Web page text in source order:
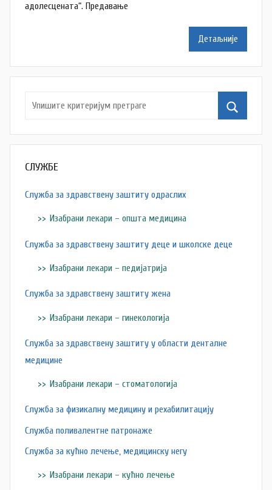
Š
u
o
адолесцената“. Предавање
Детаљније
СЛУЖБЕ
Служба за здравствену заштиту одраслих
Изабрани лекари – општа медицина
Служба за здравствену заштиту деце и школске деце
Изабрани лекари – педијатрија
Служба за здравствену заштиту жена
Изабрани лекари – гинекологија
Служба за здравствену заштиту у области денталне
медицине
Изабрани лекари – стоматологија
Служба за физикалну медицину и рехабилитацију
Служба поливалентне патронаже
Служба за кућно лечење, медицинску негу
Изабрани лекари – кућно лечење